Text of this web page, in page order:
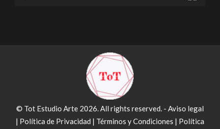
© Tot Estudio Arte 2026. All rights reserved. - Aviso legal
| Política de Privacidad | Términos y Condiciones | Política